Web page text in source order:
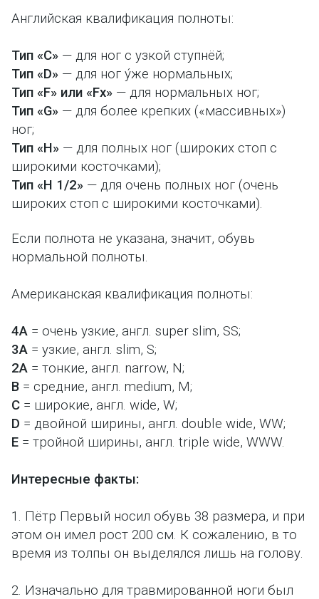
Английская квалификация полноты:
Тип «C» — для ног с узкой ступнёй;
Тип «D» — для ног у́же нормальных;
Тип «F» или «Fx» — для нормальных ног;
Тип «G» — для более крепких («массивных»)
ног;
Тип «H» — для полных ног (широких стоп с
широкими косточками);
Тип «H 1/2» — для очень полных ног (очень
широких стоп с широкими косточками).
Если полнота не указана, значит, обувь
нормальной полноты.
Американская квалификация полноты:
4A = очень узкие, англ. super slim, SS;
3A = узкие, англ. slim, S;
2A = тонкие, англ. narrow, N;
B = средние, англ. medium, M;
C = широкие, англ. wide, W;
D = двойной ширины, англ. double wide, WW;
E = тройной ширины, англ. triple wide, WWW.
Интересные факты:
1. Пётр Первый носил обувь 38 размера, и при
этом он имел рост 200 см. К сожалению, в то
время из толпы он выделялся лишь на голову.
2. Изначально для травмированной ноги был